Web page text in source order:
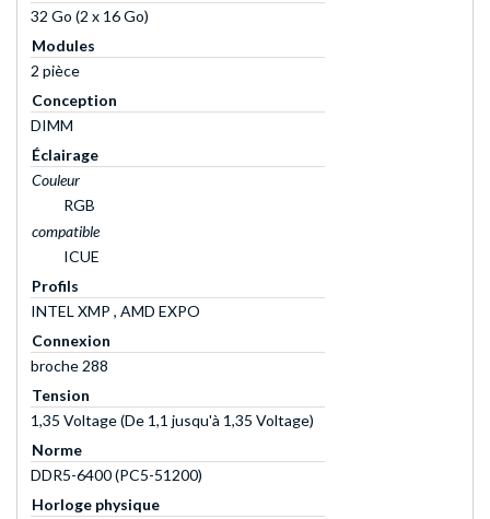
32 Go (2 x 16 Go)
Modules
2 pièce
Conception
DIMM
Éclairage
Couleur
RGB
compatible
ICUE
Profils
INTEL XMP , AMD EXPO
Connexion
broche 288
Tension
1,35 Voltage (De 1,1 jusqu'à 1,35 Voltage)
Norme
DDR5-6400 (PC5-51200)
Horloge physique